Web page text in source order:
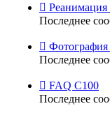
Реанимация
Последнее
Фотография
Последнее
FAQ С100
Последнее